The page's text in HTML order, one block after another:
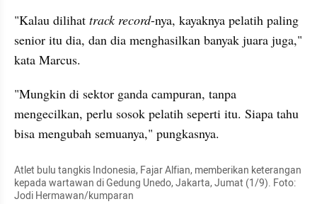
"Kalau dilihat track record-nya, kayaknya pelatih paling
senior itu dia, dan dia menghasilkan banyak juara juga,"
kata Marcus.
"Mungkin di sektor ganda campuran, tanpa
mengecilkan, perlu sosok pelatih seperti itu. Siapa tahu
bisa mengubah semuanya," pungkasnya.
Atlet bulu tangkis Indonesia, Fajar Alfian, memberikan keterangan
kepada wartawan di Gedung Unedo, Jakarta, Jumat (1/9). Foto:
Jodi Hermawan/kumparan